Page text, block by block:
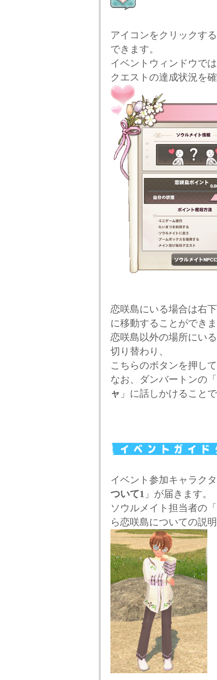
アイコンをクリックす
できます。
イベントウィンドウで
クエストの達成状況を
恋咲島にいる場合は
に移動することができ
恋咲島以外の場所にい
切り替わり、
こちらのボタンを押し
なお、ダンバートンの「
ャ 」に話しかけること
イベント参加キャラク
ついて1 」が届きます。
ソウルメイト担当者の「
ら恋咲島についての説